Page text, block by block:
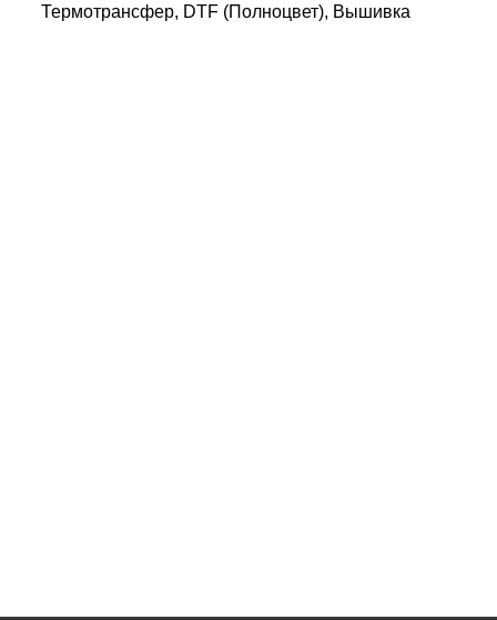
Термотрансфер, DTF (Полноцвет), Вышивка